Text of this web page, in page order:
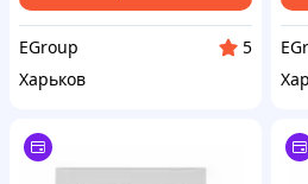
EGroup
5
Харьков